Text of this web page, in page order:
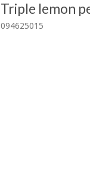
Triple lemon
094625015